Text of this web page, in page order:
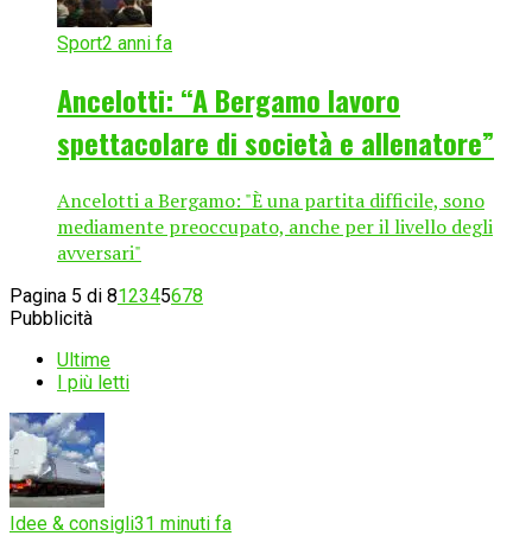
Sport2 anni fa
Ancelotti: “A Bergamo lavoro
spettacolare di società e allenatore”
Ancelotti a Bergamo: "È una partita difficile, sono
mediamente preoccupato, anche per il livello degli
avversari"
Pagina 5 di 812345678
Pubblicità
Ultime
I più letti
Idee & consigli31 minuti fa